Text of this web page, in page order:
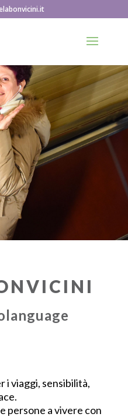
i viaggi, sensibilità,
persone a vivere con